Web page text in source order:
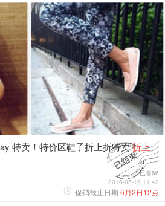
特卖！特价区鞋子折上折特卖折上
已售66
2016-05-19 11:42
促销截止日期 6月2日12点